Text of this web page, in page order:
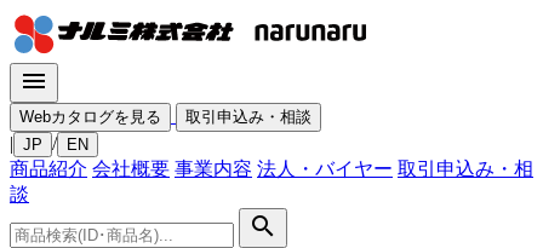
menu
Webカタログを見る 取引申込み・相談
| JP / EN
商品紹介 会社概要 事業内容 法人・バイヤー 取引申込み・相
談
search